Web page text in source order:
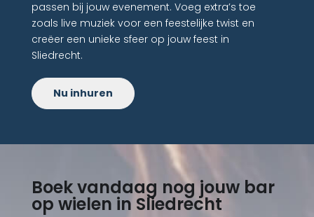
passen bij jouw evenement. Voeg extra’s toe
zoals live muziek voor een feestelijke twist en
creëer een unieke sfeer op jouw feest in
Sliedrecht.
Nu inhuren
Boek vandaag nog jouw bar
op wielen in Sliedrecht